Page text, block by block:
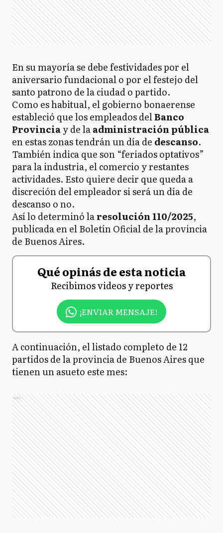
En su mayoría se debe festividades por el
aniversario fundacional o por el festejo del
santo patrono de la ciudad o partido.
Como es habitual, el gobierno bonaerense
estableció que los empleados delBanco
Provinciay de laadministración pública
en estas zonas tendrán un día de descanso.
También indica que son “feriados optativos”
para la industria, el comercio y restantes
actividades. Esto quiere decir que queda a
discreción del empleador si será un día de
descanso o no.
Así lo determinó laresolución 110/2025,
publicada en el Boletín Oficial de la provincia
de Buenos Aires.
Qué opinás de esta noticia
Recibimos videos y reportes
¡ENVIAR MENSAJE!
A continuación, el listado completo de 12
partidos de la provincia de Buenos Aires que
tienen un asueto este mes:
Ads